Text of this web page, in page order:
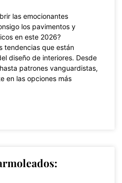
las emocionantes
los pavimentos y
en este 2026?
tendencias que están
diseño de interiores. Desde
patrones vanguardistas,
en las opciones más